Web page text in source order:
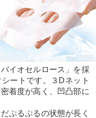
イオセルロース」を採
ートです。３Dネット
着度が高く、凹凸部に
ぷるぷるの状態が長く